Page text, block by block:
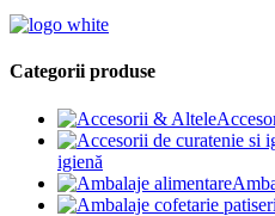
Categorii produse
igienă